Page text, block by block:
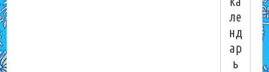
ле
нд
ар
ь